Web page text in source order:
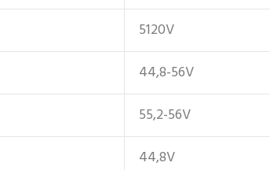
5120V
44,8-56V
55,2-56V
44,8V